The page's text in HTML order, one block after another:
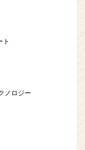
ト
ノロジー